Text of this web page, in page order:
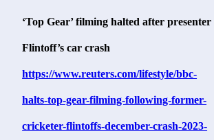
‘Top Gear’ filming halted after presenter
Flintoff’s car crash
https://www.reuters.com/lifestyle/bbc-
halts-top-gear-filming-following-former-
cricketer-flintoffs-december-crash-2023-